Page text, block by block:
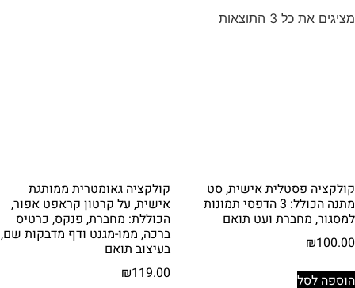
מציגים את כל ⁦3⁩ התוצאות
קולקציה פסטלית אישית, סט
מתנה הכולל: 3 הדפסי תמונות
למסגור, מחברת ועט תואם
₪100.00
הוספה לסל
קולקציה גאומטרית ממותגת
אישית, על קרטון קראפט אפור,
הכוללת: מחברת, פנקס, כרטיס
ברכה, ממו-מגנט ודף מדבקות שם,
בעיצוב תואם
₪119.00